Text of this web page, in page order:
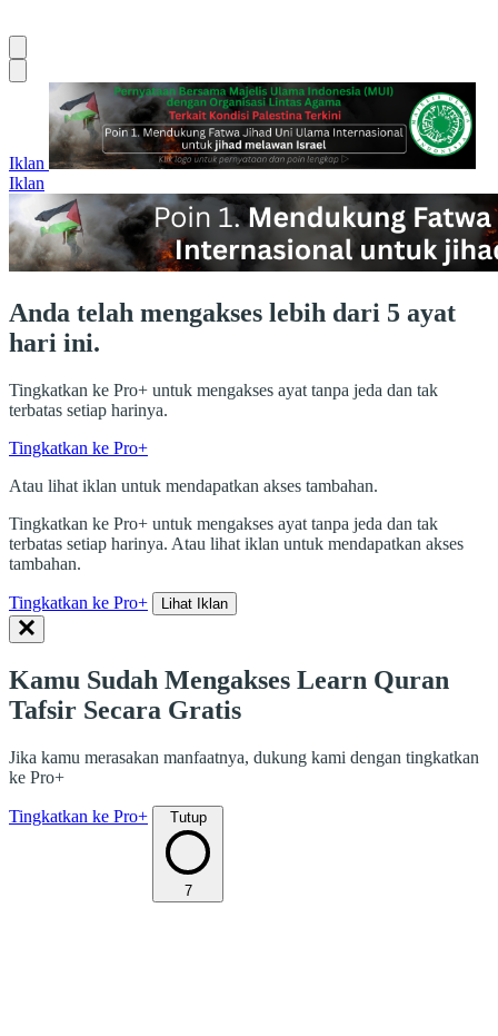
Iklan
Iklan
Anda telah mengakses lebih dari 5 ayat
hari ini.
Tingkatkan ke Pro+ untuk mengakses ayat tanpa jeda dan tak
terbatas setiap harinya.
Tingkatkan ke Pro+
Atau lihat iklan untuk mendapatkan akses tambahan.
Tingkatkan ke Pro+ untuk mengakses ayat tanpa jeda dan tak
terbatas setiap harinya. Atau lihat iklan untuk mendapatkan akses
tambahan.
Tingkatkan ke Pro+ Lihat Iklan
Kamu Sudah Mengakses Learn Quran
Tafsir Secara Gratis
Jika kamu merasakan manfaatnya, dukung kami dengan tingkatkan
ke Pro+
Tingkatkan ke Pro+ Tutup
7